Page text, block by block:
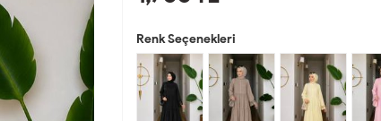
Renk Seçenekleri